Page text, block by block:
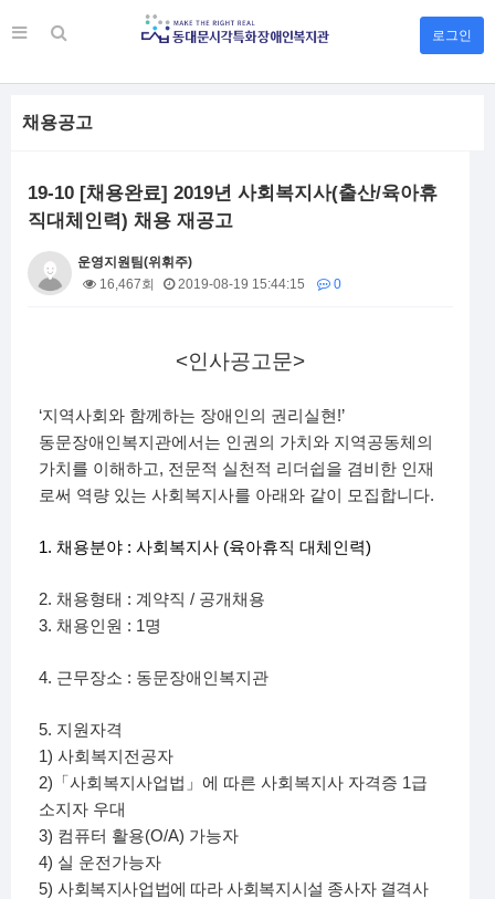
로그인
채용공고
19-10 [채용완료] 2019년 사회복지사(출산/육아휴
직대체인력) 채용 재공고
운영지원팀(위휘주)
16,467회
2019-08-19 15:44:15 0
<인사공고문>
‘지역사회와 함께하는 장애인의 권리실현 !’
동문장애인복지관에서는 인권의 가치와 지역공동체의
가치를 이해하고, 전문적 실천적 리더쉽을 겸비한 인재
로써 역량 있는 사회복지사를 아래와 같이 모집합니다.
1. 채용분야 : 사회복지사 (육아휴직 대체인력)
2. 채용형태 : 계약직 / 공개채용
3. 채용인원 : 1명
4. 근무장소 : 동문장애인복지관
5. 지원자격
1) 사회복지전공자
2) 「 사회복지사업법 」 에 따른 사회복지사 자격증 1급
소지자 우대
3) 컴퓨터 활용(O/A) 가능자
4) 실 운전가능자
5) 사회복지사업법에 따라 사회복지시설 종사자 결격사